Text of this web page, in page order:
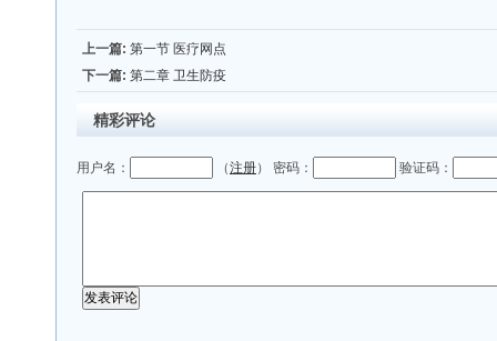
上一篇: 第一节 医疗网点
下一篇: 第二章 卫生防疫
精彩评论
用户名： （注册） 密码： 验证码：